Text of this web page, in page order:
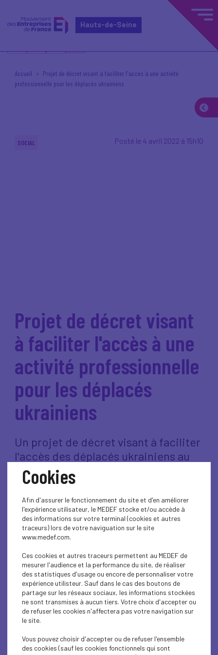
Hauts-de-Seine
Accueil
Projet de décret visant à faciliter l'accès à une activité
professionnelle pour les déplacés ukrainiens
SOCIAL Posté le 4 avril 2022 à 15h10
Projet de décret visant
à faciliter l'accès à une
activité professionnelle
pour les déplacés
ukrainiens
Un projet de décret visant à faciliter
l'accès des déplacés ukrainiens au
droit à l'exercice d'une activité
professionnelle pourrait être publié
dans les jours qui viennent.
Ce décret En Conseil d'Etat «modifie l’accès à une activité
salariée pour les bénéficiaires de la protection temporaire
en attachant le droit au travail à l’autorisation provisoire
Transmis à la CNNCEFP le 25 mars 2022, ce texte fait
suite à la décision européenne d’octroyer la protection
temporaire pour les populations déplacées d’Ukraine (4
mars 2022).
Pour rappel, une instruction ministérielle du 10 mars 2022
a défini les modalités pratiques de la mise en œuvre en
Pour cela, elle s’est notamment appuyée sur l’article R. 581-
6 du Code de l’Entrée et du Séjour des Etrangers et du Droit
Cookies
Afin d'assurer le fonctionnement du site et d'en améliorer
l'expérience utilisateur, le MEDEF stocke et/ou accède à
des informations sur votre terminal (cookies et autres
traceurs) lors de votre naviguation sur le site
www.medef.com.
Ces cookies et autres traceurs permettent au MEDEF de
mesurer l'audience et la performance du site, de réaliser
des statistiques d'usage ou encore de personnaliser votre
expérience utilisteur. Sauf dans le cas des boutons de
partage sur les réseaux sociaux, les informations stockées
ne sont transmises à aucun tiers. Votre choix d'accepter ou
de refuser les cookies n'affectera pas votre navigation sur
le site.
Vous pouvez choisir d'accepter ou de refuser l'ensemble
des cookies (sauf les cookies fonctionnels qui sont